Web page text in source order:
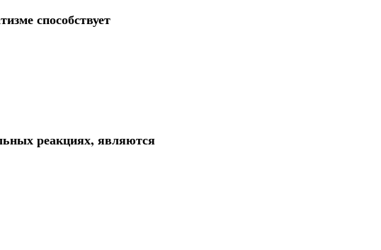
способствует
реакциях, являются